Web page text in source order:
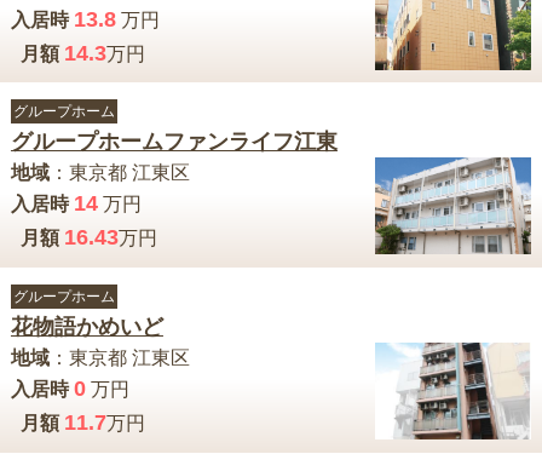
入居時 13.8万円
月額 14.3万円
グループホーム
グループホームファンライフ江東
地域： 東京都 江東区
入居時 14万円
月額 16.43万円
グループホーム
花物語かめいど
地域： 東京都 江東区
入居時 0万円
月額 11.7万円